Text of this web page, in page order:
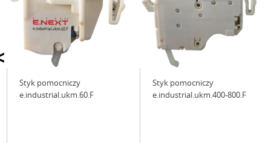
Styk pomocniczy
e.industrial.ukm.60.F
Styk pomocniczy
e.industrial.ukm.400-800.F